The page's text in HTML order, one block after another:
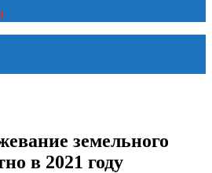
земельного
в 2021 году